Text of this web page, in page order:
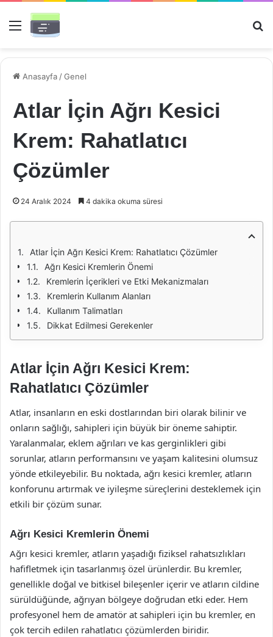
Menü
Anasayfa /Genel
Atlar İçin Ağrı Kesici
Krem: Rahatlatıcı
Çözümler
24 Aralık 2024 4 dakika okuma süresi
Atlar İçin Ağrı Kesici Krem: Rahatlatıcı Çözümler
Ağrı Kesici Kremlerin Önemi
Kremlerin İçerikleri ve Etki Mekanizmaları
Kremlerin Kullanım Alanları
Kullanım Talimatları
Dikkat Edilmesi Gerekenler
Atlar İçin Ağrı Kesici Krem:
Rahatlatıcı Çözümler
Atlar, insanların en eski dostlarından biri olarak bilinir ve
onların sağlığı, sahipleri için büyük bir öneme sahiptir.
Yaralanmalar, eklem ağrıları ve kas gerginlikleri gibi
sorunlar, atların performansını ve yaşam kalitesini olumsuz
yönde etkileyebilir. Bu noktada, ağrı kesici kremler, atların
konforunu artırmak ve iyileşme süreçlerini desteklemek için
etkili bir çözüm sunar.
Ağrı Kesici Kremlerin Önemi
Ağrı kesici kremler, atların yaşadığı fiziksel rahatsızlıkları
hafifletmek için tasarlanmış özel ürünlerdir. Bu kremler,
genellikle doğal ve bitkisel bileşenler içerir ve atların cildine
sürüldüğünde, ağrıyan bölgeye doğrudan etki eder. Hem
profesyonel hem de amatör at sahipleri için bu kremler, en
çok tercih edilen rahatlatıcı çözümlerden biridir.